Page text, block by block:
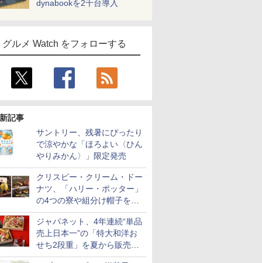
dynabookを2千台導入
グルメ Watch をフォローする
記事
サントリー、残暑にぴったり
で涼やかな「ほろよい〈ひん
やりみかん〉」限定発売
クリスピー・クリーム・ドー
ナツ、「ハリー・ポッター」
の4つの寮や組分け帽子をイ
メージしたドーナツなど発売
ジャパネット、4年連続“単品
売上日本一”の「特大和洋お
せち2段重」を夏から販売。
73品・年越しそば付き